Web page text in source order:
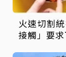
火速切割
接觸」要